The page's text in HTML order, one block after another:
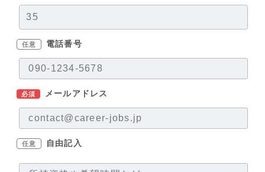
任意 電話番号
必須 メールアドレス
任意 自由記入